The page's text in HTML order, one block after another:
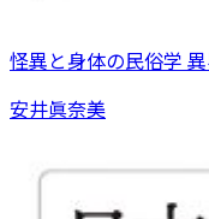
怪異と身体の民俗学
安井眞奈美